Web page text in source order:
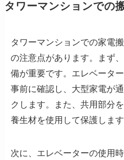
タワーマンションでの
タワーマンションでの家電
の注意点があります。まず
備が重要です。エレベータ
事前に確認し、大型家電が
クします。また、共用部分
養生材を使用して保護します
次に、エレベーターの使用